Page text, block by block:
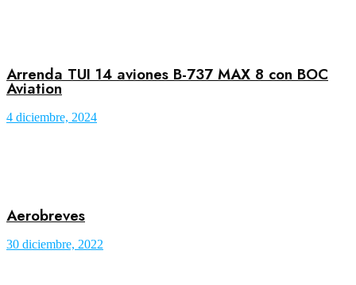
Arrenda TUI 14 aviones B-737 MAX 8 con BOC
Aviation
4 diciembre, 2024
Aerobreves
30 diciembre, 2022